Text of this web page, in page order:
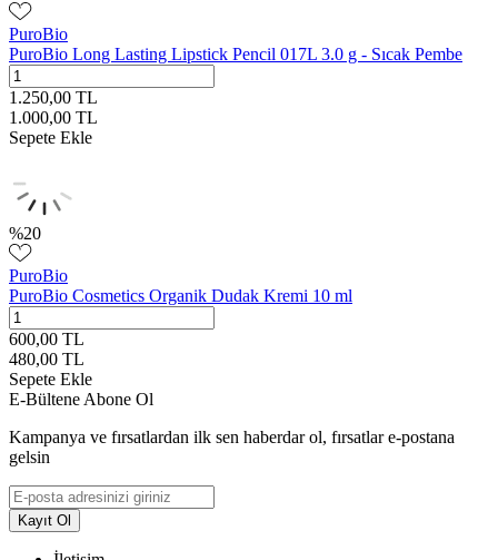
PuroBio
PuroBio Long Lasting Lipstick Pencil 017L 3.0 g - Sıcak Pembe
1.250,00 TL
1.000,00 TL
Sepete Ekle
%20
PuroBio
PuroBio Cosmetics Organik Dudak Kremi 10 ml
600,00 TL
480,00 TL
Sepete Ekle
E-Bültene Abone Ol
Kampanya ve fırsatlardan ilk sen haberdar ol, fırsatlar e-postana
gelsin
Kayıt Ol